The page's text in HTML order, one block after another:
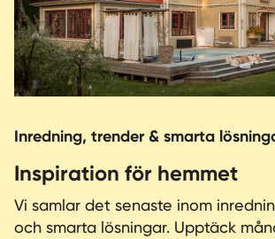
Inredning, trender & smarta
Inspiration för hemmet
Vi samlar det senaste inom
och smarta lösningar. Upptäck